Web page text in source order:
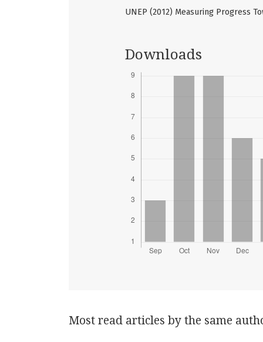
UNEP (2012) Measuring Progress
Downloads
Most read articles by the same